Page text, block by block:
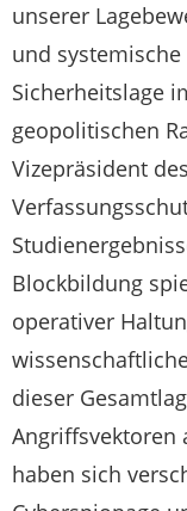
unserer
und
Sicherheitslage
geopolitischen
Vizepräsident
Blockbildung
operativer
dieser
Angriffsvektoren
haben sich